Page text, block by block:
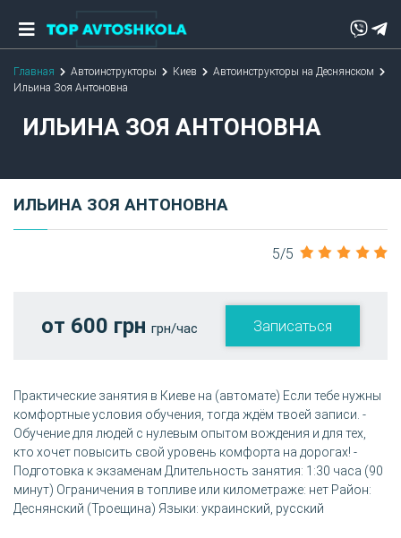
Главная Автоинструкторы Киев
Автоинструкторы на Деснянском
Ильина Зоя Антоновна
ИЛЬИНА ЗОЯ АНТОНОВНА
ИЛЬИНА ЗОЯ АНТОНОВНА
5/5
от 600 грн грн/час Записаться
Практические занятия в Киеве на (автомате) Если тебе нужны
комфортные условия обучения, тогда ждём твоей записи. -
Обучение для людей с нулевым опытом вождения и для тех,
кто хочет повысить свой уровень комфорта на дорогах! -
Подготовка к экзаменам Длительность занятия: 1:30 часа (90
минут) Ограничения в топливе или километраже: нет Район:
Деснянский (Троещина) Языки: украинский, русский